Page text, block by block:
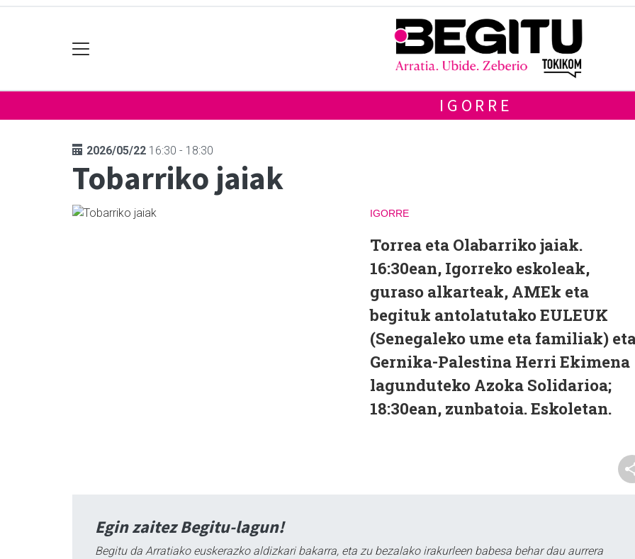
IGORRE
2026/05/22 16:30 - 18:30
Tobarriko jaiak
IGORRE
Torrea eta Olabarriko jaiak.
16:30ean, Igorreko eskoleak,
guraso alkarteak, AMEk eta
begituk antolatutako EULEUK
(Senegaleko ume eta familiak)
Gernika-Palestina Herri Ekimena
lagunduteko Azoka Solidarioa;
18:30ean, zunbatoia. Eskoletan.
Egin zaitez Begitu-lagun!
Begitu da Arratiako euskerazko aldizkari bakarra, eta zu bezalako irakurleen babesa behar dau aurrera